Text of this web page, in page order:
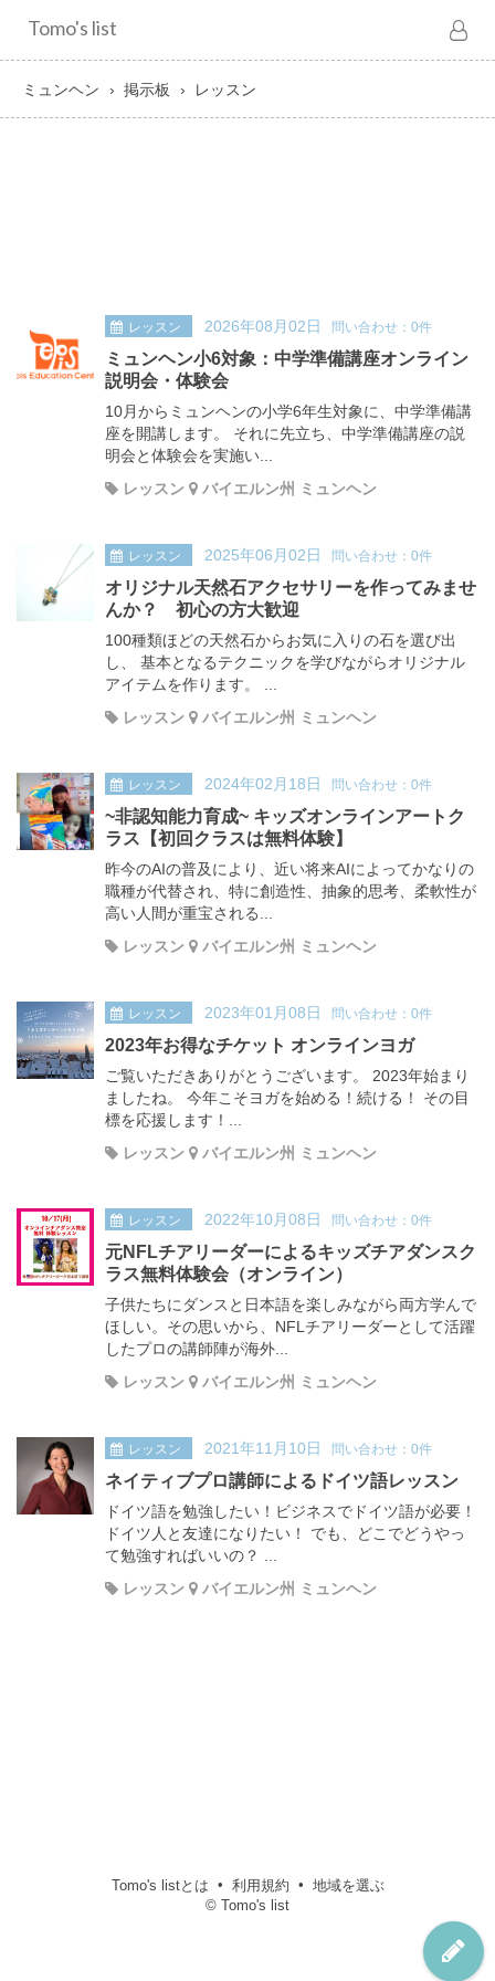
Tomo's list
ミュンヘン 掲示板 レッスン
レッスン 2026年08月02日 問い合わせ：0件
ミュンヘン小6対象：中学準備講座オンライン
説明会・体験会
10月からミュンヘンの小学6年生対象に、中学準備講
座を開講します。 それに先立ち、中学準備講座の説
明会と体験会を実施い...
レッスン
バイエルン州 ミュンヘン
レッスン 2025年06月02日 問い合わせ：0件
オリジナル天然石アクセサリーを作ってみませ
んか？ 初心の方大歓迎
100種類ほどの天然石からお気に入りの石を選び出
し、 基本となるテクニックを学びながらオリジナル
アイテムを作ります。 ...
レッスン
バイエルン州 ミュンヘン
レッスン 2024年02月18日 問い合わせ：0件
~非認知能力育成~ キッズオンラインアートク
ラス【初回クラスは無料体験】
昨今のAIの普及により、近い将来AIによってかなりの
職種が代替され、特に創造性、抽象的思考、柔軟性が
高い人間が重宝される...
レッスン
バイエルン州 ミュンヘン
レッスン 2023年01月08日 問い合わせ：0件
2023年お得なチケット オンラインヨガ
ご覧いただきありがとうございます。 2023年始まり
ましたね。 今年こそヨガを始める！続ける！ その目
標を応援します！...
レッスン
バイエルン州 ミュンヘン
レッスン 2022年10月08日 問い合わせ：0件
元NFLチアリーダーによるキッズチアダンスク
ラス無料体験会（オンライン）
子供たちにダンスと日本語を楽しみながら両方学んで
ほしい。その思いから、NFLチアリーダーとして活躍
したプロの講師陣が海外...
レッスン
バイエルン州 ミュンヘン
レッスン 2021年11月10日 問い合わせ：0件
ネイティブプロ講師によるドイツ語レッスン
ドイツ語を勉強したい！ビジネスでドイツ語が必要！
ドイツ人と友達になりたい！ でも、どこでどうやっ
て勉強すればいいの？ ...
レッスン
バイエルン州 ミュンヘン
Tomo's listとは 利用規約
地域を選ぶ
© Tomo's list